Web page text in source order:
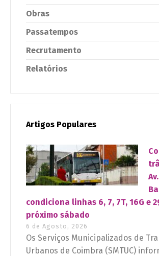
Obras
Passatempos
Recrutamento
Relatórios
Artigos Populares
condiciona linhas 6, 7, 7T, 16G e
próximo sábado
6 de Agosto, 2026
Os Serviços Municipalizados de
Urbanos de Coimbra (SMTUC)